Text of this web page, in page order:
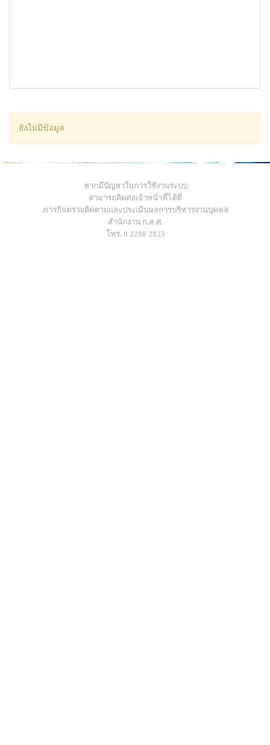
ยังไม่มีข้อมูล
หากมีปัญหาในการใช้งานระบบ
สามารถติดต่อเจ้าหน้าที่ได้ที่
ภารกิจตรวจติดตามและประเมินผลการบริหารงานบุคคล
สำนักงาน ก.ค.ศ.
โทร. 0 2280 2823